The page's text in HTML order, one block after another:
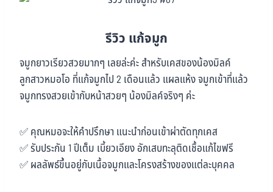
รีวิว แก้จมูก
จมูกยาวเรียวสวยมากๆ เลยล่ะค่ะ สำหรับเคสของน้องมิลค์
ลูกสาวหมอโอ ที่แก้จมูกไป 2 เดือนแล้ว แผลแห้ง จมูกเข้าที่แล้ว
จมูกทรงสวยเข้ากับหน้าสวยๆ น้องมิลค์จริงๆ ค่ะ
✅ คุณหมอจะให้คำปรึกษา แนะนำก่อนเข้าผ่าตัดทุกเคส
✅ รับประกัน 1 ปีเต็ม เบี้ยวเอียง อักเสบทะลุติดเชื้อแก้ไขฟรี
✅ ผลลัพธ์ขึ้นอยู่กับเนื้อจมูกและโครงสร้างของแต่ละบุคคล